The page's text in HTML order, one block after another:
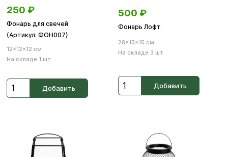
250 ₽
Фонарь для свечей
(Артикул: ФОН007)
12×12×12 см
На складе 1 шт.
Добавить
500 ₽
Фонарь Лофт
28×15×15 см
На складе 3 шт.
Добавить